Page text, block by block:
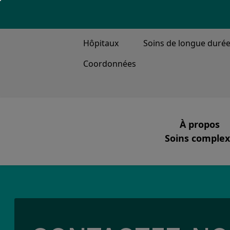
TOP MENU
Hôpitaux Soins de longue durée
Coordonnées
MAINÀ propos
Soins
Ventilation,